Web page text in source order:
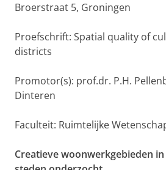
Broerstraat 5, Groningen
Proefschrift: Spatial quality of
districts
Promotor(s): prof.dr. P.H.
Dinteren
Faculteit: Ruimtelijke
Creatieve woonwerkgebieden